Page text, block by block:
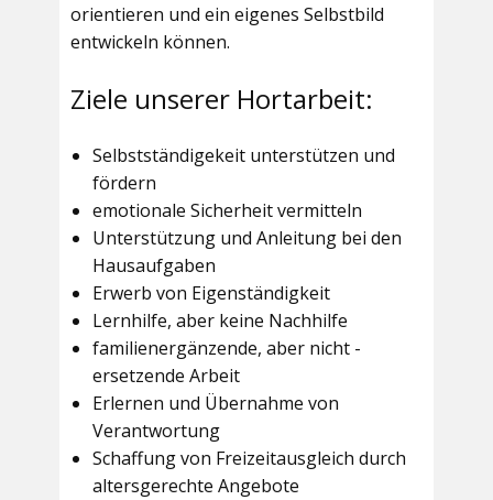
orientieren und ein eigenes Selbstbild
entwickeln können.
Ziele unserer Hortarbeit:
Selbstständigekeit unterstützen und
fördern
emotionale Sicherheit vermitteln
Unterstützung und Anleitung bei den
Hausaufgaben
Erwerb von Eigenständigkeit
Lernhilfe, aber keine Nachhilfe
familienergänzende, aber nicht -
ersetzende Arbeit
Erlernen und Übernahme von
Verantwortung
Schaffung von Freizeitausgleich durch
altersgerechte Angebote